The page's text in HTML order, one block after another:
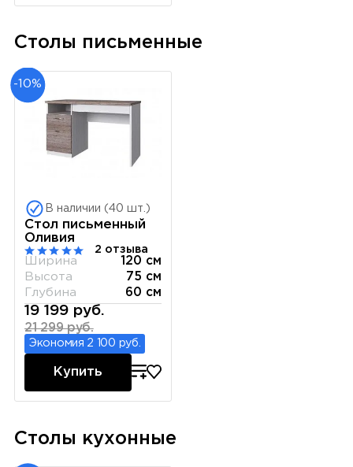
Столы письменные
-10%
В наличии (40 шт.)
Стол письменный
Оливия
2 отзыва
Ширина
120 см
Высота
75 см
Глубина
60 см
19 199 руб.
21 299 руб.
Экономия 2 100 руб.
Купить
Столы кухонные